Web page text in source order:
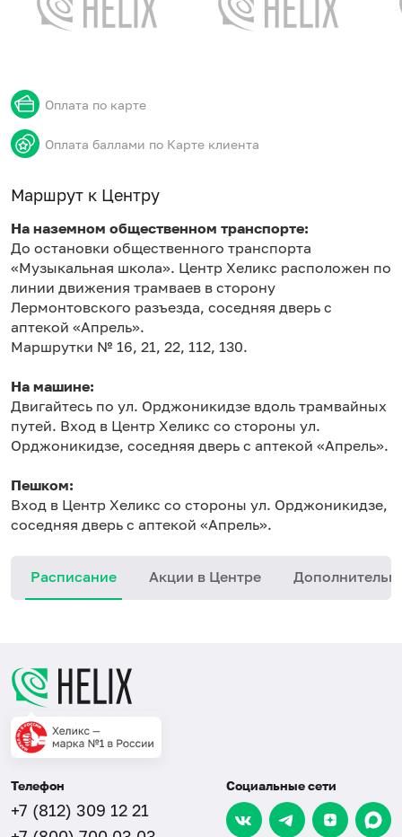
Оплата по карте
Оплата баллами по Карте клиента
Маршрут к Центру
На наземном общественном транспорте:
До остановки общественного транспорта
«Музыкальная школа». Центр Хеликс расположен по
линии движения трамваев в сторону
Лермонтовского разъезда, соседняя дверь с
аптекой «Апрель».
Маршрутки № 16, 21, 22, 112, 130.
На машине:
Двигайтесь по ул. Орджоникидзе вдоль трамвайных
путей. Вход в Центр Хеликс со стороны ул.
Орджоникидзе, соседняя дверь с аптекой «Апрель».
Пешком:
Вход в Центр Хеликс со стороны ул. Орджоникидзе,
соседняя дверь с аптекой «Апрель».
Расписание Акции в Центре
Телефон
+7 (812) 309 12 21
Социальные сети